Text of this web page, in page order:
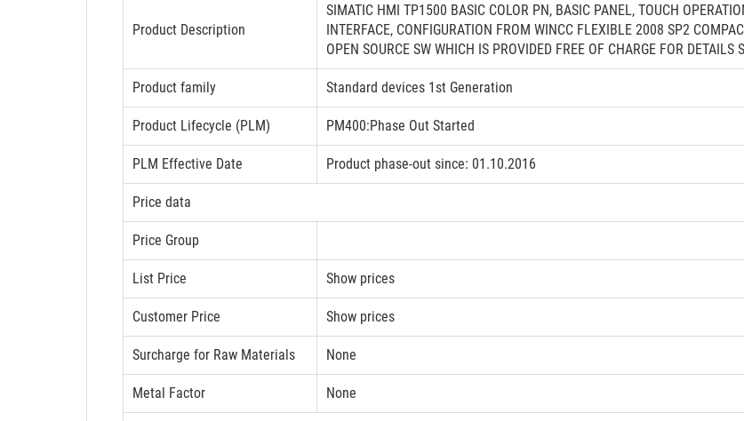
Product Description
SIMATIC HMI TP1500 BASIC COLOR PN, BASIC PANEL, TOUCH
INTERFACE, CONFIGURATION FROM WINCC FLEXIBLE 2008 SP2
OPEN SOURCE SW WHICH IS PROVIDED FREE OF CHARGE FOR DETAILS
Product family Standard devices 1st Generation
Product Lifecycle (PLM) PM400:Phase Out Started
PLM Effective Date Product phase-out since: 01.10.2016
Price data
Price Group
List Price Show prices
Customer Price Show prices
Surcharge for Raw Materials None
Metal Factor None